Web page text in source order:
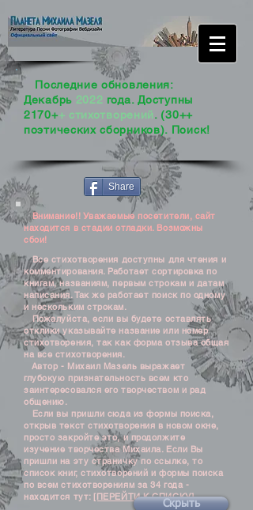
Последние обновления:
Декабрь2022 года. Доступны
2170++ стихотворений. (30++
поэтических сборников). Поиск!
Share
Внимание!! Уважаемые посетители, сайт
находится в стадии отладки. Возможны
сбои!
Все стихотворения доступны для чтения и
комментирования. Работает сортировка по
книгам, названиям, первым строкам и датам
написания. Так же работает поиск по одному
и нескольким строкам.
Пожалуйста, если вы будете оставлять
отклики указывайте название или номер
стихотворения, так как форма отзыва общая
на все стихотворения.
Автор - Михаил Мазель выражает
глубокую признательность всем кто
заинтересовался его творчеством и рад
общению.
Если вы пришли сюда из формы поиска,
открыв текст стихотворения в новом окне,
просто закройте это, и продолжите
изучение творчества Михаила. Если Вы
пришли на эту страничку по ссылке, то
список книг, стихотворений и формы поиска
по всем стихотворениям за 34 года -
находится тут: [ПЕРЕЙТИ К СПИСКУ]
Скрыть